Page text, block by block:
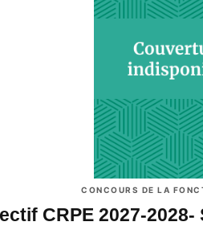
CONCOURS DE LA
CRPE 2027-